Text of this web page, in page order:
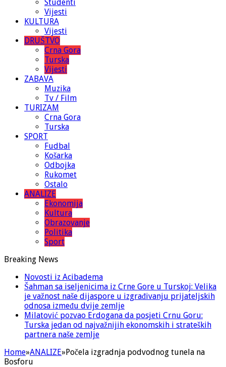
Studenti
Vijesti
KULTURA
Vijesti
DRUŠTVO
Crna Gora
Turska
Vijesti
ZABAVA
Muzika
Tv / Film
TURIZAM
Crna Gora
Turska
SPORT
Fudbal
Košarka
Odbojka
Rukomet
Ostalo
ANALIZE
Ekonomija
Kultura
Obrazovanje
Politika
Sport
Breaking News
Novosti iz Acibadema
Šahman sa iseljenicima iz Crne Gore u Turskoj: Velika
je važnost naše dijaspore u izgrađivanju prijateljskih
odnosa između dvije zemlje
Milatović pozvao Erdogana da posjeti Crnu Goru:
Turska jedan od najvažnijih ekonomskih i strateških
partnera naše zemlje
Home»ANALIZE»Počela izgradnja podvodnog tunela na
Bosforu